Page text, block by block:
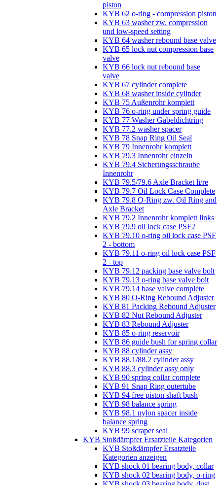
piston
KYB 62 o-ring - compression piston
KYB 63 washer zw. compression
und low-speed setting
KYB 64 washer rebound base valve
KYB 65 lock nut compression base
valve
KYB 66 lock nut rebound base
valve
KYB 67 cylinder complete
KYB 68 washer inside cylinder
KYB 75 Außenrohr komplett
KYB 76 o-ring under spring guide
KYB 77 Washer Gabeldichtring
KYB 77.2 washer spacer
KYB 78 Snap Ring Oil Seal
KYB 79 Innenrohr komplett
KYB 79.3 Innenrohr einzeln
KYB 79.4 Sicherungsschraube
Innenrohr
KYB 79.5/79.6 Axle Bracket li/re
KYB 79.7 Oil Lock Case Complete
KYB 79.8 O-Ring zw. Oil Ring and
Axle Bracket
KYB 79.2 Innenrohr komplett links
KYB 79.9 oil lock case PSF2
KYB 79.10 o-ring oil lock case PSF
2 - bottom
KYB 79.11 o-ring oil lock case PSF
2 - top
KYB 79.12 packing base valve bolt
KYB 79.13 o-ring base valve bolt
KYB 79.14 base valve complete
KYB 80 O-Ring Rebound Adjuster
KYB 81 Packing Rebound Adjuster
KYB 82 Nut Rebound Adjuster
KYB 83 Rebound Adjuster
KYB 85 o-ring reservoir
KYB 86 guide bush for spring collar
KYB 88 cylinder assy
KYB 88.1/88.2 cylinder assy
KYB 88.3 cylinder assy only
KYB 90 spring collar complete
KYB 91 Snap Ring outertube
KYB 94 free piston shaft bush
KYB 98 balance spring
KYB 98.1 nylon spacer inside
balance spring
KYB 99 scraper seal
KYB Stoßdämpfer Ersatzteile Kategorien
KYB Stoßdämpfer Ersatzteile
Kategorien anzeigen
KYB shock 01 bearing body, collar
KYB shock 02 bearing body, o-ring